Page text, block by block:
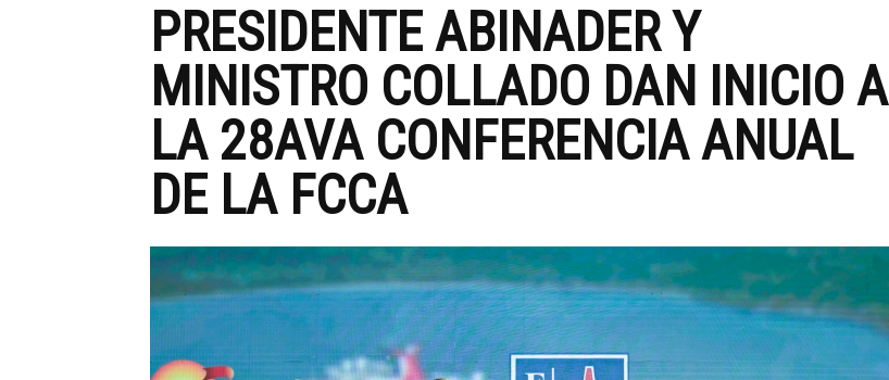
PRESIDENTE ABINADER Y
MINISTRO COLLADO DAN INICIO A
LA 28AVA CONFERENCIA ANUAL
DE LA FCCA